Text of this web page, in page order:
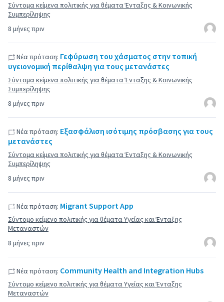
8 μήνες πριν
Σύντομα κείμενα πολιτικής για θέματα Ένταξης & Κοινωνικής
Συμπερίληψης
8 μήνες πριν
Νέα πρόταση: Γεφύρωση του χάσματος στην τοπική
υγειονομική περίθαλψη για τους μετανάστες
Σύντομα κείμενα πολιτικής για θέματα Ένταξης & Κοινωνικής
Συμπερίληψης
8 μήνες πριν
Νέα πρόταση: Εξασφάλιση ισότιμης πρόσβασης για τους
μετανάστες
Σύντομα κείμενα πολιτικής για θέματα Ένταξης & Κοινωνικής
Συμπερίληψης
8 μήνες πριν
Νέα πρόταση: Migrant Support App
Σύντομο κείμενο πολιτικής για θέματα Υγείας και Ένταξης
Μεταναστών
Νέα πρόταση: Community Health and Integration Hubs
Σύντομο κείμενο πολιτικής για θέματα Υγείας και Ένταξης
Μεταναστών